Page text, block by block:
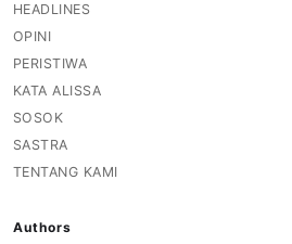
HEADLINES
OPINI
PERISTIWA
KATA ALISSA
SOSOK
SASTRA
TENTANG KAMI
Authors